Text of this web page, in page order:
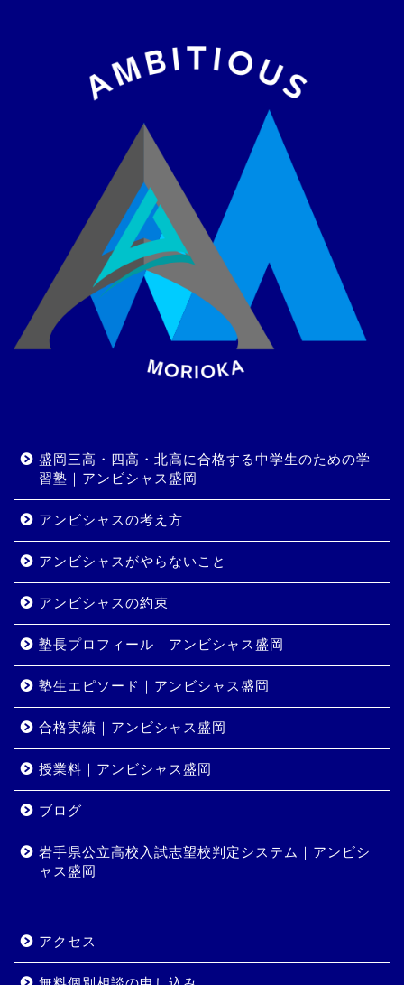
盛岡三高・四高・北高に合格する中学生のための学
習塾｜アンビシャス盛岡
アンビシャスの考え方
アンビシャスがやらないこと
アンビシャスの約束
塾長プロフィール｜アンビシャス盛岡
塾生エピソード｜アンビシャス盛岡
合格実績｜アンビシャス盛岡
授業料｜アンビシャス盛岡
ブログ
岩手県公立高校入試志望校判定システム｜アンビシ
ャス盛岡
アクセス
コース・料金
岩手県公立高校入試志望校
判定システム｜アンビシャ